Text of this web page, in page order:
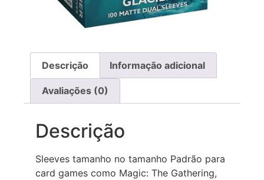
Descrição Informação adicional
Avaliações (0)
Descrição
Sleeves tamanho no tamanho Padrão para
card games como Magic: The Gathering,